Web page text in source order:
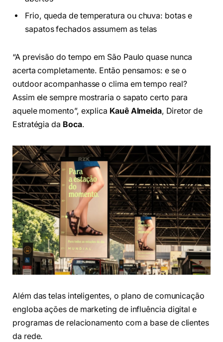
Frio, queda de temperatura ou chuva: botas e
sapatos fechados assumem as telas
“A previsão do tempo em São Paulo quase nunca
acerta completamente. Então pensamos: e se o
outdoor acompanhasse o clima em tempo real?
Assim ele sempre mostraria o sapato certo para
aquele momento”, explica Kauê Almeida, Diretor de
Estratégia da Boca.
Além das telas inteligentes, o plano de comunicação
engloba ações de marketing de influência digital e
programas de relacionamento com a base de clientes
da rede.